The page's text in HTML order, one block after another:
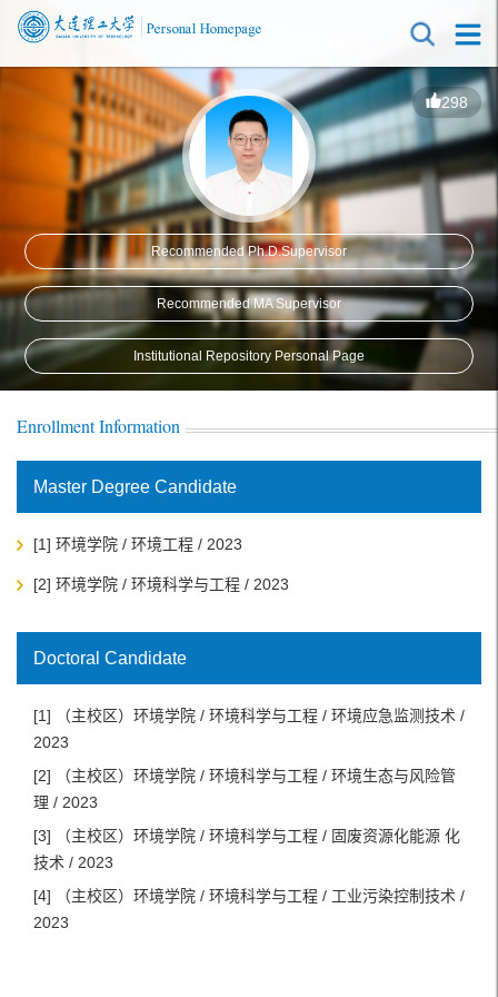
298
Recommended Ph.D.Supervisor
Recommended MA Supervisor
Institutional Repository Personal Page
Enrollment Information
Master Degree Candidate
[1] 环境学院 / 环境工程 / 2023
[2] 环境学院 / 环境科学与工程 / 2023
Doctoral Candidate
[1] （主校区）环境学院 / 环境科学与工程 / 环境应急监测技术 /
2023
[2] （主校区）环境学院 / 环境科学与工程 / 环境生态与风险管
理 / 2023
[3] （主校区）环境学院 / 环境科学与工程 / 固废资源化能源 化
技术 / 2023
[4] （主校区）环境学院 / 环境科学与工程 / 工业污染控制技术 /
2023